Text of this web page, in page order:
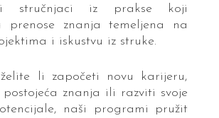
stručnjaci iz prakse koji
prenose znanja temeljena na
i iskustvu iz struke.
li započeti novu karijeru,
znanja ili razviti svoje
naši programi pružit